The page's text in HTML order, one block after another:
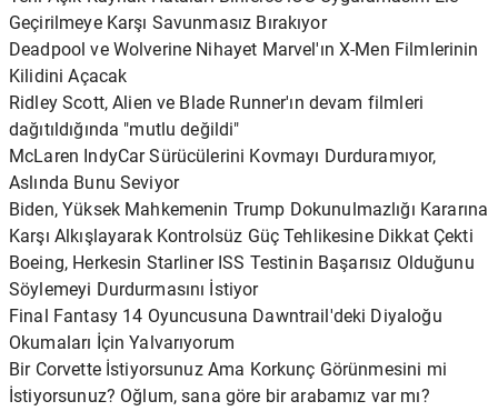
Geçirilmeye Karşı Savunmasız Bırakıyor
Deadpool ve Wolverine Nihayet Marvel'ın X-Men Filmlerinin
Kilidini Açacak
Ridley Scott, Alien ve Blade Runner'ın devam filmleri
dağıtıldığında "mutlu değildi"
McLaren IndyCar Sürücülerini Kovmayı Durduramıyor,
Aslında Bunu Seviyor
Biden, Yüksek Mahkemenin Trump Dokunulmazlığı Kararına
Karşı Alkışlayarak Kontrolsüz Güç Tehlikesine Dikkat Çekti
Boeing, Herkesin Starliner ISS Testinin Başarısız Olduğunu
Söylemeyi Durdurmasını İstiyor
Final Fantasy 14 Oyuncusuna Dawntrail'deki Diyaloğu
Okumaları İçin Yalvarıyorum
Bir Corvette İstiyorsunuz Ama Korkunç Görünmesini mi
İstiyorsunuz? Oğlum, sana göre bir arabamız var mı?